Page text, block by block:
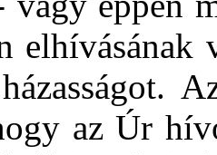
elhívásának
az Úr